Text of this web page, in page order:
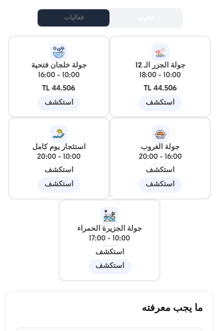
فعاليات
جولة الجزر الـ 12
10:00
-
18:00
44.506 TL
استكشف
جولة خلجان فتحية
10:00
-
16:00
44.506 TL
استكشف
جولة الغروب
16:00
-
20:00
استكشف
استكشف
استئجار يوم كامل
10:00
-
20:00
استكشف
استكشف
جولة الجزيرة الحمراء
10:00
-
17:00
استكشف
استكشف
ما يجب معرفته